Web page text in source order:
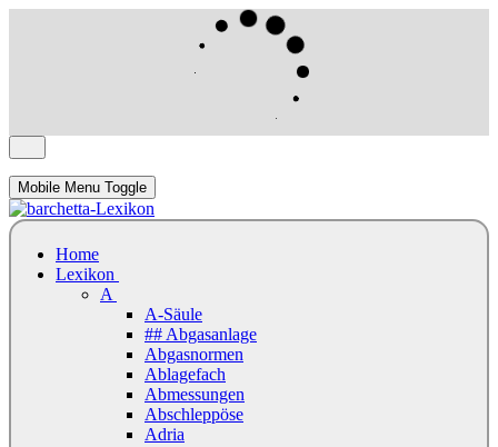
Mobile Menu Toggle
Home
Lexikon
A
A-Säule
## Abgasanlage
Abgasnormen
Ablagefach
Abmessungen
Abschleppöse
Adria